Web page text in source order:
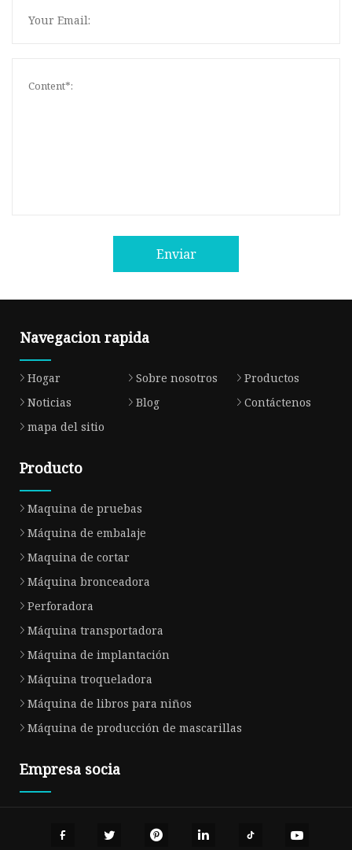
Enviar
Navegacion rapida
Hogar Sobre nosotros
Productos
Noticias
Blog
Contáctenos
mapa del sitio
Producto
Maquina de pruebas
Máquina de embalaje
Maquina de cortar
Máquina bronceadora
Perforadora
Máquina transportadora
Máquina de implantación
Máquina troqueladora
Máquina de libros para niños
Máquina de producción de mascarillas
Empresa socia